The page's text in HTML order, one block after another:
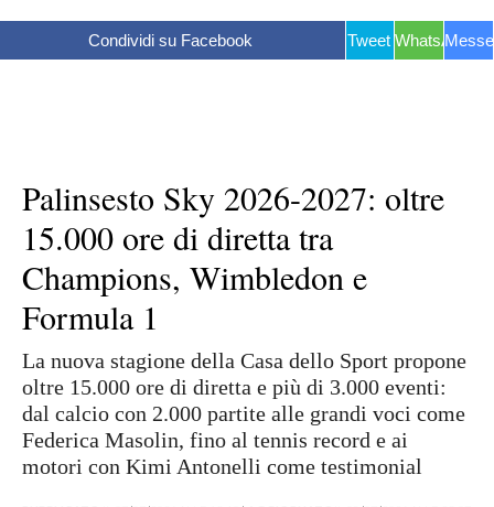
Condividi su Facebook Tweet WhatsApp
Palinsesto Sky 2026-2027: oltre
15.000 ore di diretta tra
Champions, Wimbledon e
Formula 1
La nuova stagione della Casa dello Sport propone
oltre 15.000 ore di diretta e più di 3.000 eventi:
dal calcio con 2.000 partite alle grandi voci come
Federica Masolin, fino al tennis record e ai
motori con Kimi Antonelli come testimonial